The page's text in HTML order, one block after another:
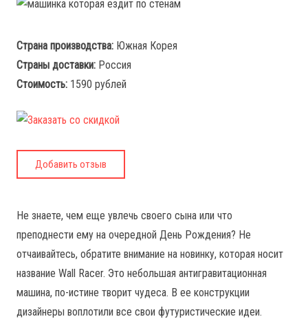
Страна производства: Южная Корея
Страны доставки: Россия
Стоимость: 1590 рублей
Добавить отзыв
Не знаете, чем еще увлечь своего сына или что
преподнести ему на очередной День Рождения? Не
отчаивайтесь, обратите внимание на новинку, которая носит
название Wall Racer. Это небольшая антигравитационная
машина, по-истине творит чудеса. В ее конструкции
дизайнеры воплотили все свои футуристические идеи.